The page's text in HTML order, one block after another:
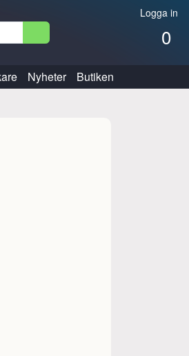
Logga in
0
Nyheter Butiken